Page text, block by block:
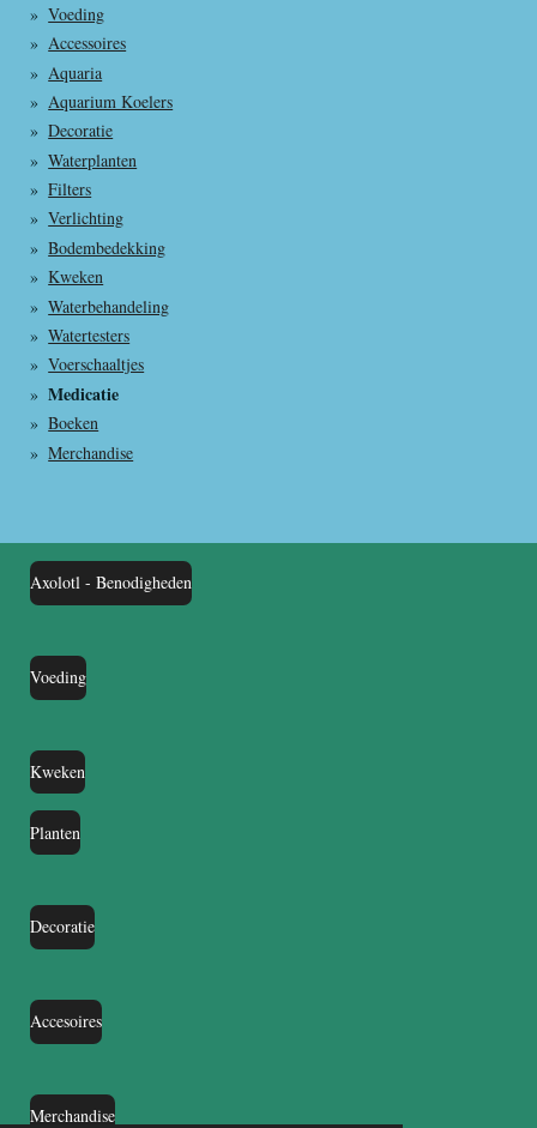
Voeding
Accessoires
Aquaria
Aquarium Koelers
Decoratie
Waterplanten
Filters
Verlichting
Bodembedekking
Kweken
Waterbehandeling
Watertesters
Voerschaaltjes
Medicatie
Boeken
Merchandise
Axolotl - Benodigheden
Voeding
Kweken
Planten
Decoratie
Accesoires
Merchandise